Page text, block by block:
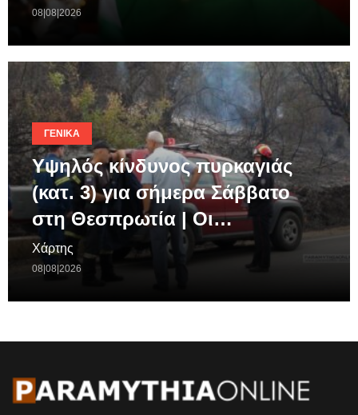
08|08|2026
ΓΕΝΙΚΆ
Υψηλός κίνδυνος πυρκαγιάς
(κατ. 3) για σήμερα Σάββατο
στη Θεσπρωτία | Οι…
Χάρτης
08|08|2026